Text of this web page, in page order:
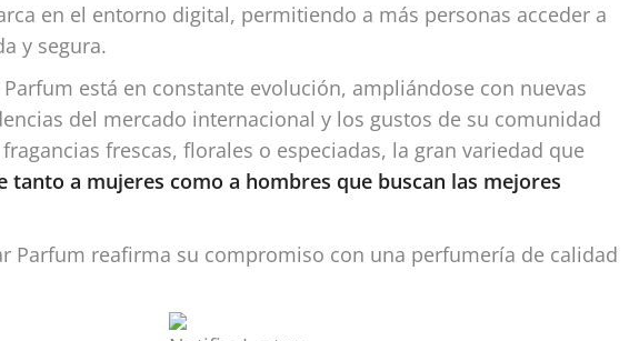
en el entorno digital, permitiendo a más personas acceder a
y segura.
está en constante evolución, ampliándose con nuevas
del mercado internacional y los gustos de su comunidad
frescas, florales o especiadas, la gran variedad que
tanto a mujeres como a hombres que buscan las mejores
Parfum reafirma su compromiso con una perfumería de calidad